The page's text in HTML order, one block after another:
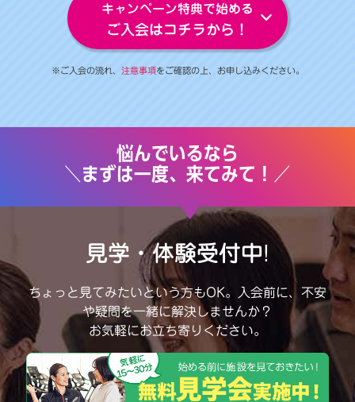
キャンペーン特典で始める
ご入会はコチラから！
※ご入会の流れ、 注意事項をご確認の上、お申し込みください。
悩んでいるなら
＼まずは一度、来てみて！／
見学・体験受付中!
ちょっと見てみたいという方もOK。
入会前に、不安
や疑問を一緒に解決しませんか？
お気軽にお立ち寄りください。